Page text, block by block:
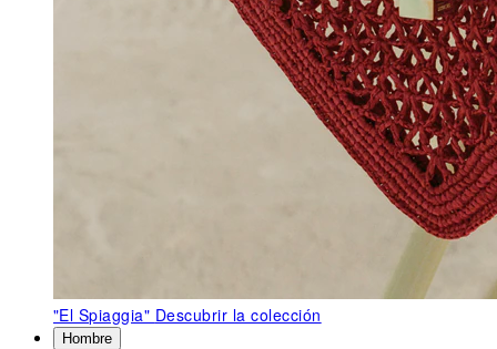
"El Spiaggia" Descubrir la colección
Hombre